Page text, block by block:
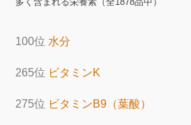
100位 水分
265位 ビタミンK
275位 ビタミンB9（葉酸）